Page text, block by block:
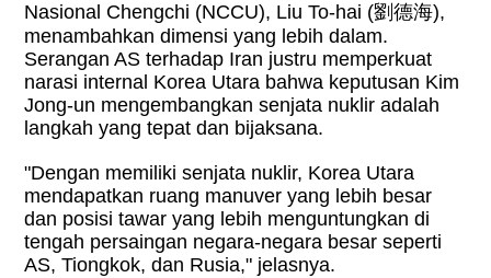
Nasional Chengchi (NCCU), Liu To-hai (劉德海),
menambahkan dimensi yang lebih dalam.
Serangan AS terhadap Iran justru memperkuat
narasi internal Korea Utara bahwa keputusan Kim
Jong-un mengembangkan senjata nuklir adalah
langkah yang tepat dan bijaksana.
"Dengan memiliki senjata nuklir, Korea Utara
mendapatkan ruang manuver yang lebih besar
dan posisi tawar yang lebih menguntungkan di
tengah persaingan negara-negara besar seperti
AS, Tiongkok, dan Rusia," jelasnya.